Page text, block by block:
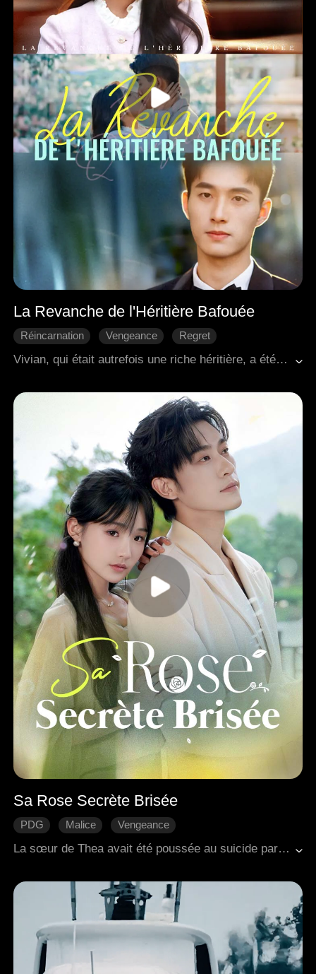
La Revanche de l'Héritière Bafouée
Réincarnation Vengeance
Regret
Douceur d'amour
Romance moderne
Vie professionnelle
Vivian, qui était autrefois une riche héritière, a été torturée à mort dans sa vie antérieure par Devin, le fils du chauffeur de sa famille, et sa maîtresse, Stella. L'entreprise que son père avait laissée derrière lui était également contrôlée par Devin. Dans ses derniers moments, Vivian a réalisé que celui qui l'aimait le plus était en réalité son fiancé Kolton, qu'elle avait constamment rejeté. Renaissant dans une nouvelle vie, Vivian est devenue complètement lucide. Elle a décidé de poursuivre l'amour de Kolton, s'unissant à lui pour se venger de Devin et Stella.
Sa Rose Secrète Brisée
PDG Malice
Vengeance
L'amour naît avec le temps
La sœur de Thea avait été poussée au suicide par trois riches héritiers, et leur mère était restée dans un état végétatif après avoir été battue. À partir de ce moment-là, Thea quitta l'école et commença à travailler dans un club, déterminée à se rapprocher de Rory, la figure puissante d'Osasa, pour se venger. Tout au long de cette démarche calculée, elle construisit une image de fragilité et planifia minutieusement chaque étape. Pourtant, elle n'avait jamais anticipé qu'au milieu de l'immense favoritisme de Rory, elle tomberait sincèrement amoureuse de lui...